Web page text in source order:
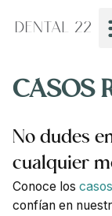
CASOS
No dudes
cualquier
Conoce los
confían en